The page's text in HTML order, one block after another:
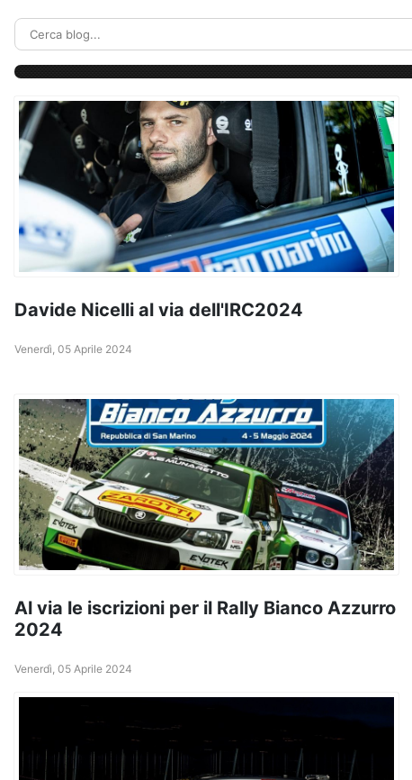
Davide Nicelli al via dell'IRC2024
Venerdì, 05 Aprile 2024
Al via le iscrizioni per il Rally Bianco Azzurro
2024
Venerdì, 05 Aprile 2024